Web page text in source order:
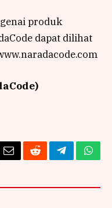
produk
dapat dilihat
EmailRedditTelegram